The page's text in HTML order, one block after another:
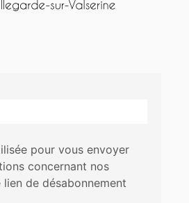
pour vous envoyer
concernant nos
de désabonnement